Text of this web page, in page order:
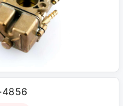
4856